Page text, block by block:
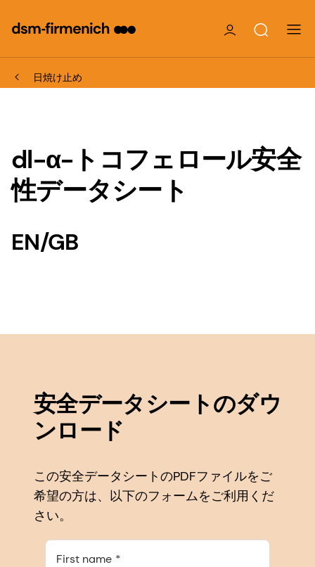
日焼け止め
dl-α-トコフェロール安全
性データシート
EN/GB
安全データシートのダウ
ンロード
この安全データシートのPDFファイルをご
希望の方は、以下のフォームをご利用くだ
さい。
First name